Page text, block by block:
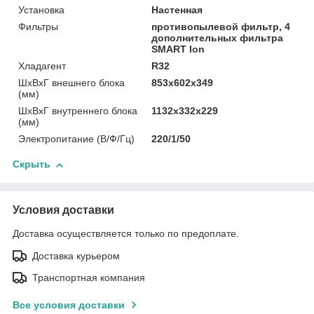
Установка
Настенная
Фильтры
противопылевой фильтр, 4
дополнительных фильтра
SMART Ion
Хладагент
R32
ШxВxГ внешнего блока
(мм)
853x602x349
ШxВxГ внутреннего блока
(мм)
1132x332x229
Электропитание (В/Ф/Гц) 220/1/50
Скрыть
Условия доставки
Доставка осуществляется только по предоплате.
Доставка курьером
Транспортная компания
Все условия доставки